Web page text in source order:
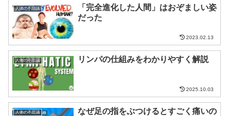
人体の不思議
「完全進化した人間」はおぞましい姿
だった
2023.02.13
人体の不思議 リンパの仕組みをわかりやすく解説
2025.10.03
人体の不思議
なぜ足の指をぶつけるとすごく痛いの